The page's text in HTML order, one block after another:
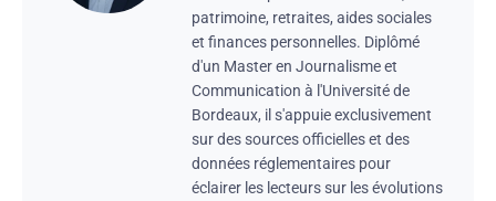
patrimoine, retraites, aides sociales
et finances personnelles. Diplômé
d'un Master en Journalisme et
Communication à l'Université de
Bordeaux, il s'appuie exclusivement
sur des sources officielles et des
données réglementaires pour
éclairer les lecteurs sur les évolutions